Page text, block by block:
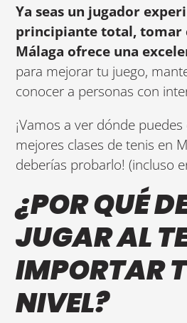
Ya seas un jugador
principiante total, tomar
Málaga ofrece una
para mejorar tu juego,
conocer a personas con
¡Vamos a ver dónde
mejores clases de tenis en
deberías probarlo! (incluso
¿POR QUÉ
JUGAR AL
IMPORTAR
NIVEL?